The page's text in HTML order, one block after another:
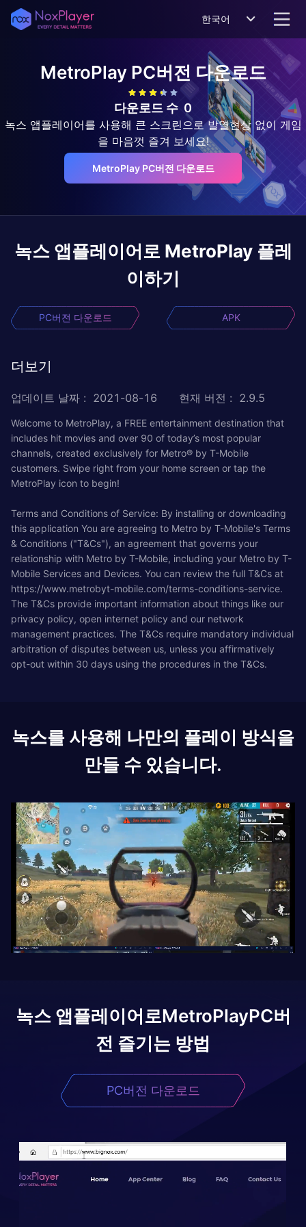
한국어
MetroPlayPC버전 다운로드
다운로드 수 0
녹스 앱플레이어를 사용해 큰 스크린으로 발열현상 없이 게임
을 마음껏 즐겨 보세요!
MetroPlay PC버전 다운로드
녹스 앱플레이어로 MetroPlay 플레
이하기
PC버전 다운로드 APK
더보기
업데이트 날짜 : 2021-08-16 현재 버전 : 2.9.5
Welcome to MetroPlay, a FREE entertainment destination that
includes hit movies and over 90 of today’s most popular
channels, created exclusively for Metro® by T-Mobile
customers. Swipe right from your home screen or tap the
MetroPlay icon to begin!
Terms and Conditions of Service: By installing or downloading
this application You are agreeing to Metro by T-Mobile's Terms
& Conditions ("T&Cs"), an agreement that governs your
relationship with Metro by T-Mobile, including your Metro by T-
Mobile Services and Devices. You can review the full T&Cs at
https://www.metrobyt-mobile.com/terms-conditions-service.
The T&Cs provide important information about things like our
privacy policy, open internet policy and our network
management practices. The T&Cs require mandatory individual
arbitration of disputes between us, unless you affirmatively
opt-out within 30 days using the procedures in the T&Cs.
녹스를 사용해 나만의 플레이 방식을
만들 수 있습니다.
녹스 앱플레이어로MetroPlayPC버
전 즐기는 방법
PC버전 다운로드